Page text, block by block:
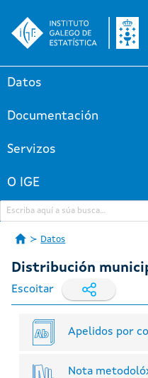
Datos
Documentación
Servizos
O IGE
Datos
Distribución
Escoitar
Apelidos por
Nota